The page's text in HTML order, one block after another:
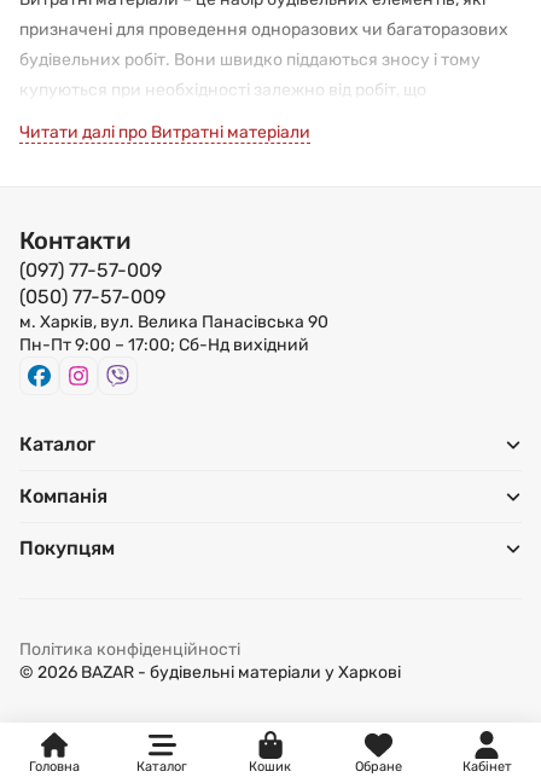
призначені для проведення одноразових чи багаторазових
будівельних робіт. Вони швидко піддаються зносу і тому
купуються при необхідності залежно від робіт, що
бетону, відрізні диски по металу, алмазні круги, шліфувальні
Витратні матеріали та їх використання
Бур по бетону є інструментом, який призначений для
пророблення отворів різного діаметру в різних твердих
бетонних, кам'яних або цегляних поверхнях або
підставах. Ними оснащуються перфоратори і з їх
глибини в стінах, підлогах та стелях різних будівель та
видів металевих конструкцій та виробів. Диски можуть
роботи з вуглецевими, легованими та конструкційними
Діамантові круги призначені для роботи з різними
твердими матеріалами. Вони мають різний тип
Читати далі про Витратні матеріали
Головна Каталог Кошик Обране Кабінет
Контакти
(097) 77-57-009
(050) 77-57-009
м. Харків, вул. Велика Панасівська 90
Пн-Пт 9:00 – 17:00; Сб-Нд вихідний
Каталог
Компанія
Покупцям
© 2026 BAZAR - будівельні матеріали у Харкові
Політика конфіденційності